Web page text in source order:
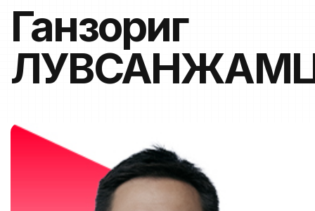
Ганзориг